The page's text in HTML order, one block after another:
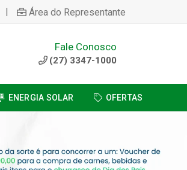
| Área do Representante
Fale Conosco
(27) 3347-1000
ENERGIA SOLAR OFERTAS